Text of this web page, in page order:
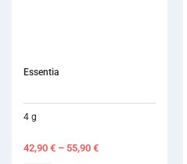
Essentia
4 g
42,90 € – 55,90 €